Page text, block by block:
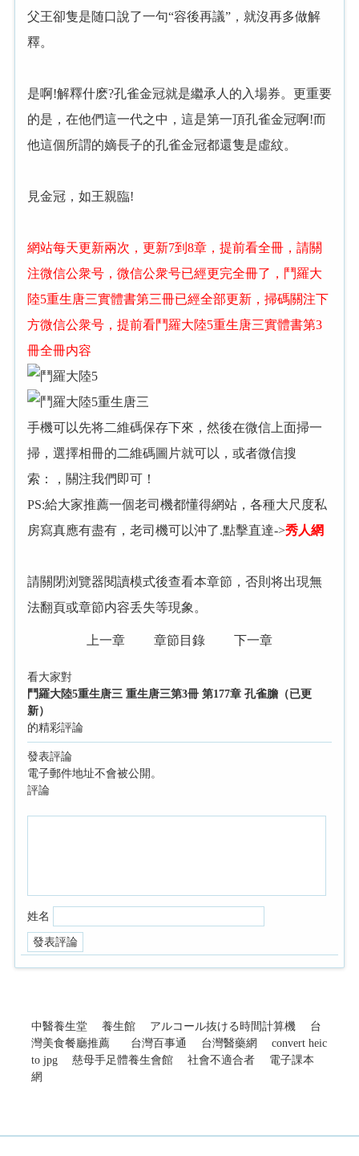
父王卻隻是随口說了一句“容後再議”，就沒再多做解
釋。
是啊!解釋什麽?孔雀金冠就是繼承人的入場券。更重要
的是，在他們這一代之中，這是第一頂孔雀金冠啊!而
他這個所謂的嫡長子的孔雀金冠都還隻是虛紋。
見金冠，如王親臨!
網站每天更新兩次，更新7到8章，提前看全冊，請關
注微信公衆号，微信公衆号已經更完全冊了，鬥羅大
陸5重生唐三實體書第三冊已經全部更新，掃碼關注下
方微信公衆号，提前看鬥羅大陸5重生唐三實體書第3
冊全冊内容
手機可以先将二維碼保存下來，然後在微信上面掃一
掃，選擇相冊的二維碼圖片就可以，或者微信搜
索：
，關注我們即可！
PS:給大家推薦一個老司機都懂得網站，各種大尺度私
房寫真應有盡有，老司機可以沖了.點擊直達->秀人網
請關閉浏覽器閱讀模式後查看本章節，否則将出現無
法翻頁或章節内容丢失等現象。
上一章 章節目錄 下一章
看大家對
鬥羅大陸5重生唐三 重生唐三第3冊 第177章 孔雀膽（已更
新）
的精彩評論
發表評論
電子郵件地址不會被公開。
評論
姓名
中醫養生堂 養生館 アルコール抜ける時間計算機
台
灣美食餐廳推薦
台灣百事通 台灣醫藥網
convert heic
to jpg
慈母手足體養生會館 社會不適合者
電子課本
網